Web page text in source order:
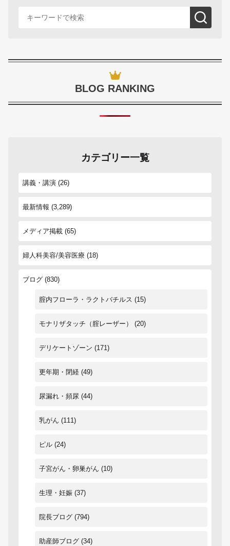
BLOG RANKING
カテゴリー一覧
講義・講演 (26)
最新情報 (3,289)
メディア掲載 (65)
婦人科美容/美容医療 (18)
ブログ (830)
腟内フローラ・ラクトバチルス (15)
モナリザタッチ（腟レーザー） (20)
デリケートゾーン (171)
更年期・閉経 (49)
尿漏れ・頻尿 (44)
乳がん (111)
ピル (24)
子宮がん・卵巣がん (10)
生理・妊娠 (37)
院長ブログ (794)
助産師ブログ (34)